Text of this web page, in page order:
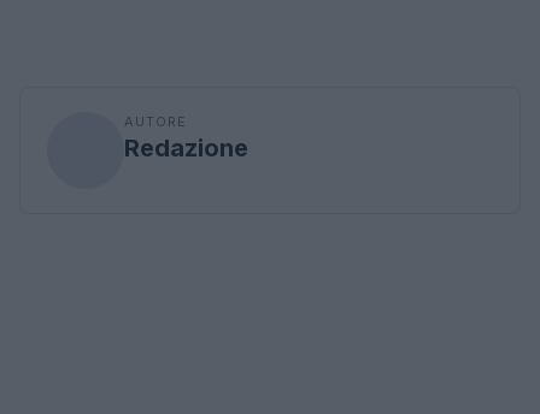
AUTORE
Redazione